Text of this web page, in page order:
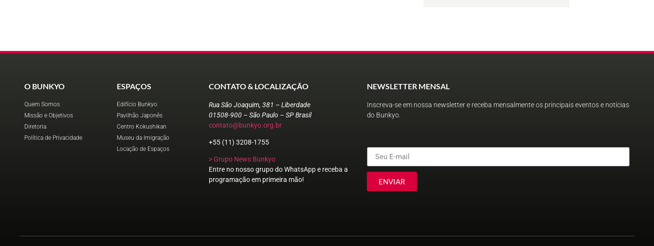
O BUNKYO
Quem Somos
Missão e Objetivos
Diretoria
Política de Privacidade
ESPAÇOS
Edifício Bunkyo
Pavilhão Japonês
Centro Kokushikan
Museu da Imigração
Locação de Espaços
CONTATO & LOCALIZAÇÃO
Rua São Joaquim, 381 – Liberdade
01508-900 – São Paulo – SP Brasil
contato@bunkyo.org.br
+55 (11) 3208-1755
> Grupo News Bunkyo
Entre no nosso grupo do WhatsApp e receba a
programação em primeira mão!
NEWSLETTER MENSAL
Inscreva-se em nossa newsletter e receba mensalmente os principais eventos e notícias
do Bunkyo.
ENVIAR